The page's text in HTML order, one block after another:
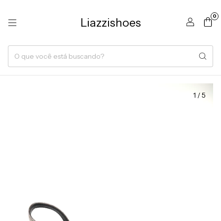
Liazzishoes 0
1 /5